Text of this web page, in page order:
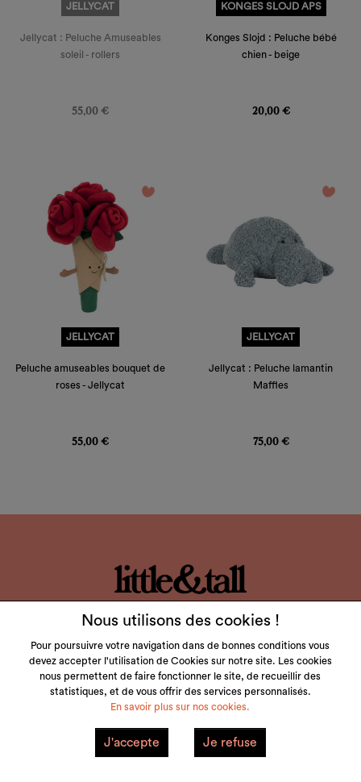
JELLYCAT
Jellycat : Peluche Amuseables
soleil - rollers
55,00 €
KONGES SLOJD APS
Konges Slojd : Peluche bébé
chien - beige
20,00 €
favorite_border
JELLYCAT
Peluche amuseables bouquet de
roses - Jellycat
55,00 €
favorite_border
JELLYCAT
Jellycat : Peluche lamantin
Maffles
75,00 €
LITTLE & TALL
SERVICE CLIENT
NOS MARQUES
VOTRE COMPTE
Mentions Légales Plan du site
Nous utilisons des cookies !
Pour poursuivre votre navigation dans de bonnes conditions vous
devez accepter l'utilisation de Cookies sur notre site. Les cookies
nous permettent de faire fonctionner le site, de recueillir des
statistiques, et de vous offrir des services personnalisés.
En savoir plus sur nos cookies.
J'accepte Je refuse